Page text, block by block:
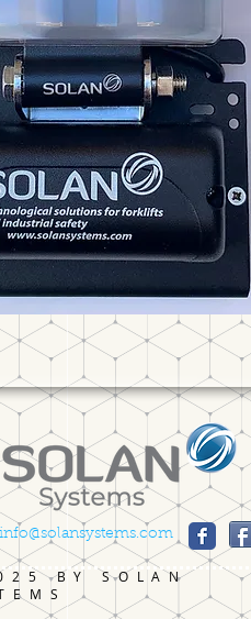
BY SOLAN